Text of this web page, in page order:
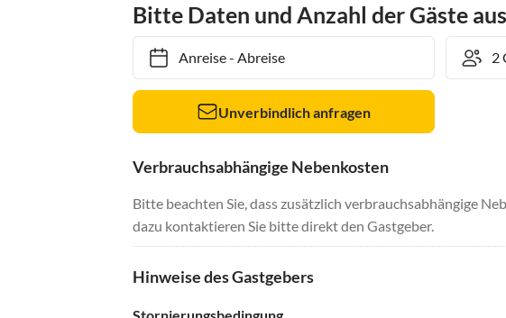
Bitte Daten und Anzahl der Gäste
Anreise- Abreise
Unverbindlich anfragen
Verbrauchsabhängige Nebenkosten
Bitte beachten Sie, dass zusätzlich verbrauchsabhängige
dazu kontaktieren Sie bitte direkt den Gastgeber.
Hinweise des Gastgebers